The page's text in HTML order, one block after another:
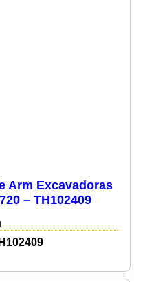
Arm Excavadoras
– TH102409